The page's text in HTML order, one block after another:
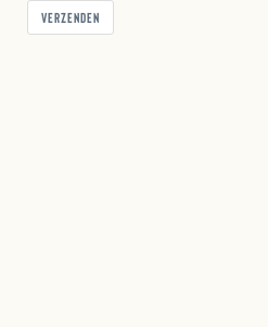
VERZENDEN